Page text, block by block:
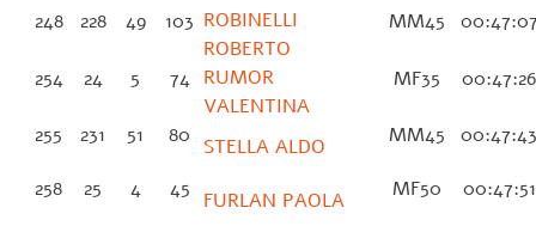
248 228 49 103 ROBINELLI
ROBERTO
MM45
254 24 5 74 RUMOR
VALENTINA
MF35
255 231 51 80 STELLA ALDO MM45
258 25 4 45 FURLAN PAOLA MF50